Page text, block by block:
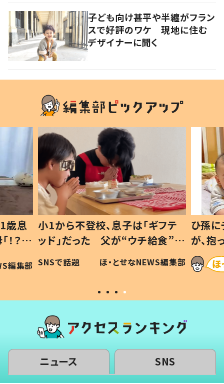
子ども向け甚平や半纏がフラン
スで好評のワケ 現地に住む
デザイナーに聞く
歳息
？」
編集部
小1から不登校、息子は「ギフテ
ッド」だった 父が“ウチ給食”を
作り続ける理由とは #令和の親
#令和の子
SNSで話題 ほ・とせなNEWS編集部
ひ孫
が、
「涙が
い」
ニュース SNS